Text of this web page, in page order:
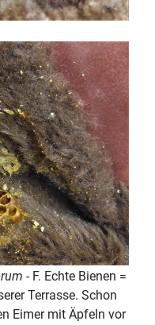
- F. Echte Bienen =
Terrasse. Schon
Eimer mit Äpfeln vor